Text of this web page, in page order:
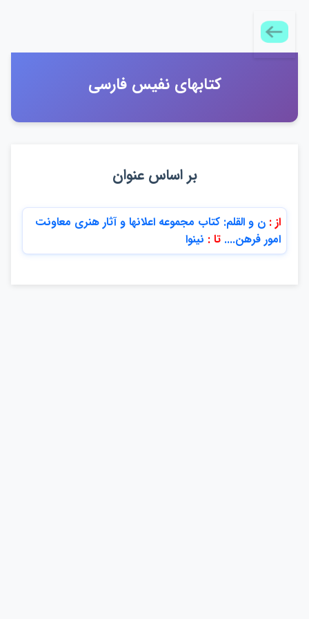
كتابهاي نفيس فارسي
بر اساس عنوان
از : ن و القلم: كتاب مجموعه اعلانها و آثار هنري معاونت
امور فرهن.... تا : نينوا